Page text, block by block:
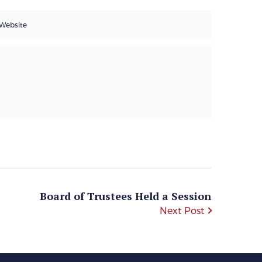
Board of Trustees Held a Session
Next Post